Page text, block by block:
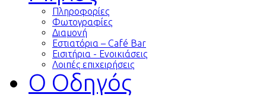
Πληροφορίες
Φωτογραφίες
Διαμονή
Εστιατόρια – Café Bar
Εισιτήρια - Ενοικιάσεις
Λοιπές επιχειρήσεις
Ο Οδηγός